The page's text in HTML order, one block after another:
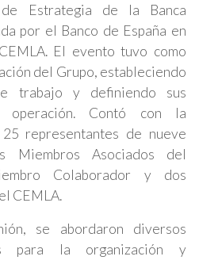
Estrategia de la Banca
por el Banco de España en
El evento tuvo como
del Grupo, estableciendo
trabajo y definiendo sus
operación. Contó con la
representantes de nueve
Miembros Asociados del
Colaborador y dos
CEMLA.
se abordaron diversos
para la organización y